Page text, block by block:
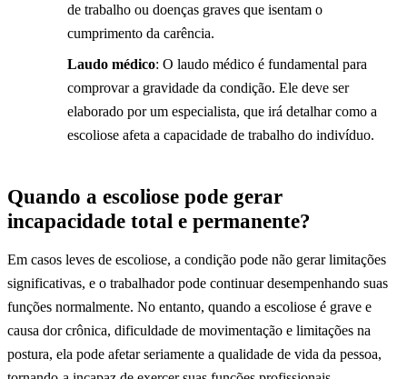
de trabalho ou doenças graves que isentam o
cumprimento da carência.
Laudo médico: O laudo médico é fundamental para
comprovar a gravidade da condição. Ele deve ser
elaborado por um especialista, que irá detalhar como a
escoliose afeta a capacidade de trabalho do indivíduo.
Quando a escoliose pode gerar
incapacidade total e permanente?
Em casos leves de escoliose, a condição pode não gerar limitações
significativas, e o trabalhador pode continuar desempenhando suas
funções normalmente. No entanto, quando a escoliose é grave e
causa dor crônica, dificuldade de movimentação e limitações na
postura, ela pode afetar seriamente a qualidade de vida da pessoa,